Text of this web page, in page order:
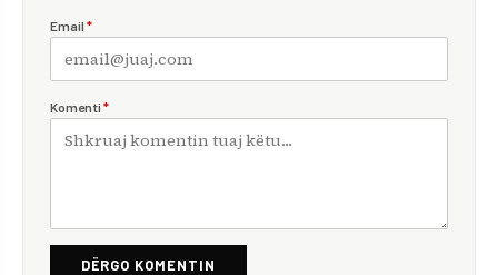
Email *
Komenti *
DËRGO KOMENTIN